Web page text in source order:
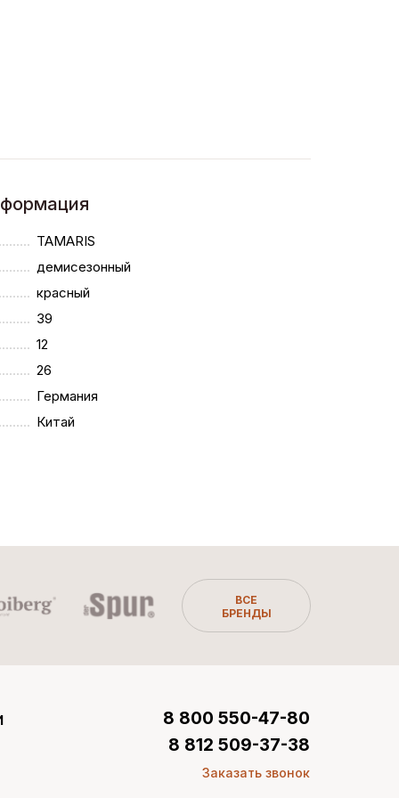
TAMARIS
демисезонный
красный
39
12
26
Германия
Китай
ВСЕ
БРЕНДЫ
8 800 550-47-80
8 812 509-37-38
Заказать звонок